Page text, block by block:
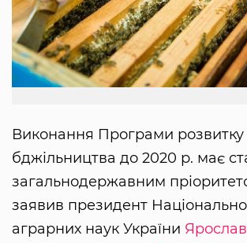
Виконання Програми розвитку
бджільництва до 2020 р. має
загальнодержавним
заявив президент
аграрних наук України